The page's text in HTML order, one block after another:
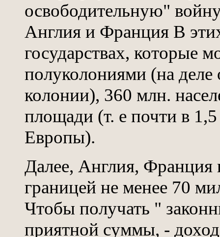
освободительную"
Англия и Франция В
государствах, которые
полуколониями (на деле
колонии), 360 млн.
площади (т. е почти в
Европы).
Далее, Англия, Франция
границей не менее 70
Чтобы получать "
приятной суммы, -